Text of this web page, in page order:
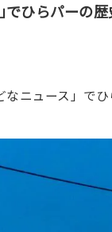
でひらパーの歴
ニュース」で